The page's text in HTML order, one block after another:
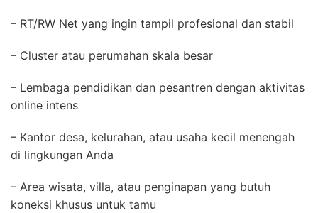
– RT/RW Net yang ingin tampil profesional dan stabil
– Cluster atau perumahan skala besar
– Lembaga pendidikan dan pesantren dengan aktivitas
online intens
– Kantor desa, kelurahan, atau usaha kecil menengah
di lingkungan Anda
– Area wisata, villa, atau penginapan yang butuh
koneksi khusus untuk tamu